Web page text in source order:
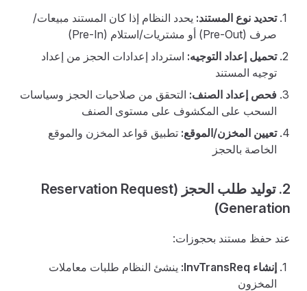
تحديد نوع المستند: يحدد النظام إذا كان المستند مبيعات/
صرف (Pre-Out) أو مشتريات/استلام (Pre-In)
تحميل إعداد التوجيه: استرداد إعدادات الحجز من إعداد
توجيه المستند
فحص إعداد الصنف: التحقق من صلاحيات الحجز وسياسات
السحب على المكشوف على مستوى الصنف
تعيين المخزن/الموقع: تطبيق قواعد المخزن والموقع
الخاصة بالحجز
2. توليد طلب الحجز (Reservation Request
Generation)
عند حفظ مستند بحجوزات:
إنشاء InvTransReq:
ينشئ النظام طلبات معاملات
المخزون